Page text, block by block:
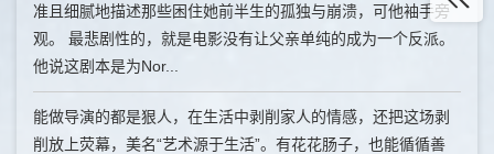
准且细腻地描述那些困住她前半生的孤独与崩溃，可他袖手旁
观。 最悲剧性的，就是电影没有让父亲单纯的成为一个反派。
他说这剧本是为Nor...
能做导演的都是狠人，在生活中剥削家人的情感，还把这场剥
削放上荧幕，美名“艺术源于生活”。有花花肠子，也能循循善